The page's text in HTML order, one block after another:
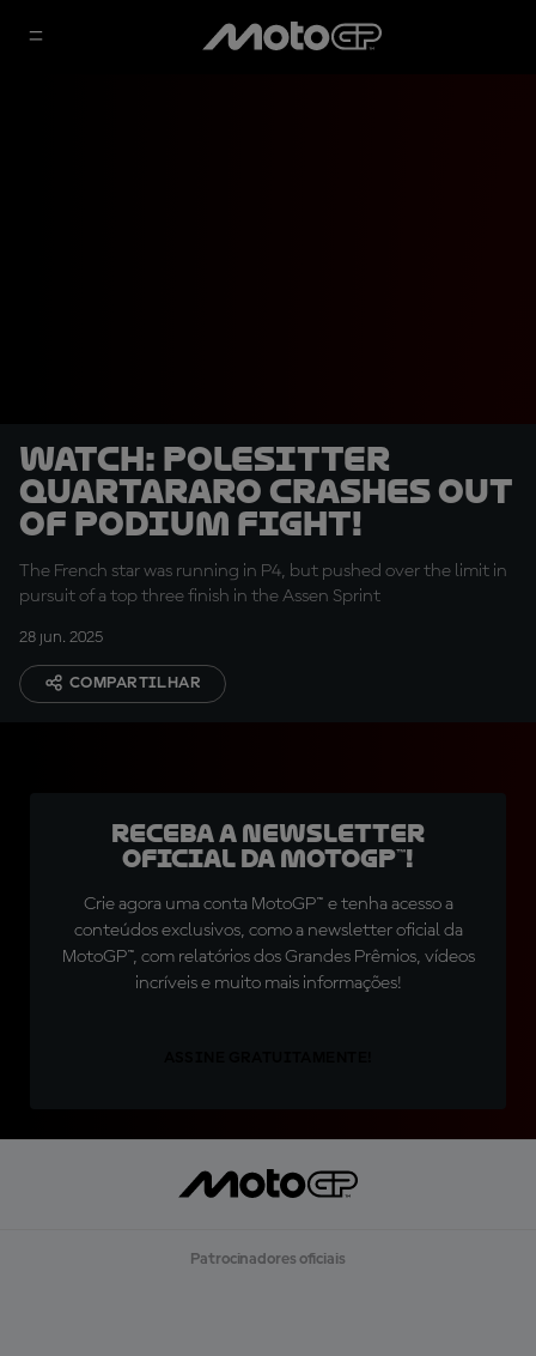
WATCH: Polesitter
Quartararo crashes out
of podium fight!
The French star was running in P4, but pushed over the limit in
pursuit of a top three finish in the Assen Sprint
28 jun. 2025
COMPARTILHAR
Receba a newsletter
oficial da MotoGP™!
Crie agora uma conta MotoGP™ e tenha acesso a
conteúdos exclusivos, como a newsletter oficial da
MotoGP™, com relatórios dos Grandes Prêmios, vídeos
incríveis e muito mais informações!
Patrocinadores oficiais